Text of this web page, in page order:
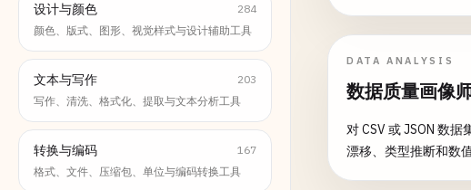
设计与颜色
284
颜色、版式、图形、视觉样式与设计辅助工具
文本与写作
203
写作、清洗、格式化、提取与文本分析工具
转换与编码
167
格式、文件、压缩包、单位与编码转换工具
DATA ANALYSIS
数据质量画像
对 CSV 或 JSON 数
漂移、类型推断和数值